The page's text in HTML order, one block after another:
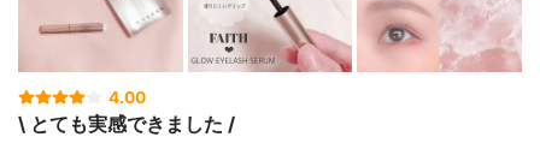
4.00
\ とても実感できました /